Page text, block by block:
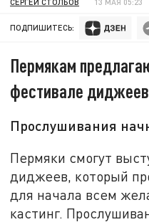
ПОДПИШИТЕСЬ:
Пермякам
фестивале
Прослушивания
Пермяки смогут
диджеев, который
для начала всем
кастинг.